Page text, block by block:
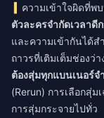
ความเข้าใจผิดที่พ
ตัวละครจำกัดเวลาดี
และความเข้ากันได้ส
ถาวรที่เติมเต็มช่องว่
ต้องสุ่มทุกแบนเนอร์จ
(Rerun) การเลือกสุ่
การสุ่มกระจายไปทั่ว